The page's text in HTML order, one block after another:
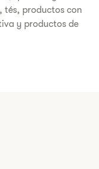
tés, productos con
y productos de